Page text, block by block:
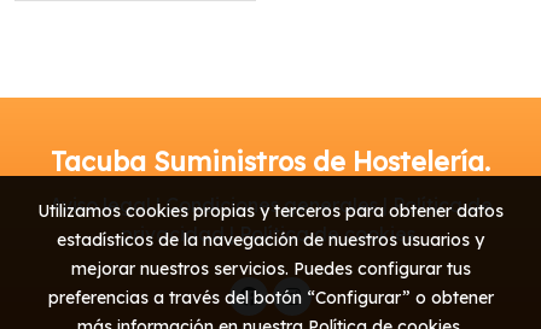
Tacuba Suministros de Hostelería.
Aviso legal | Condiciones generales | Política de
privacidad | Política de cookies
Utilizamos cookies propias y terceros para obtener datos
estadísticos de la navegación de nuestros usuarios y
mejorar nuestros servicios. Puedes configurar tus
preferencias a través del botón “Configurar” o obtener